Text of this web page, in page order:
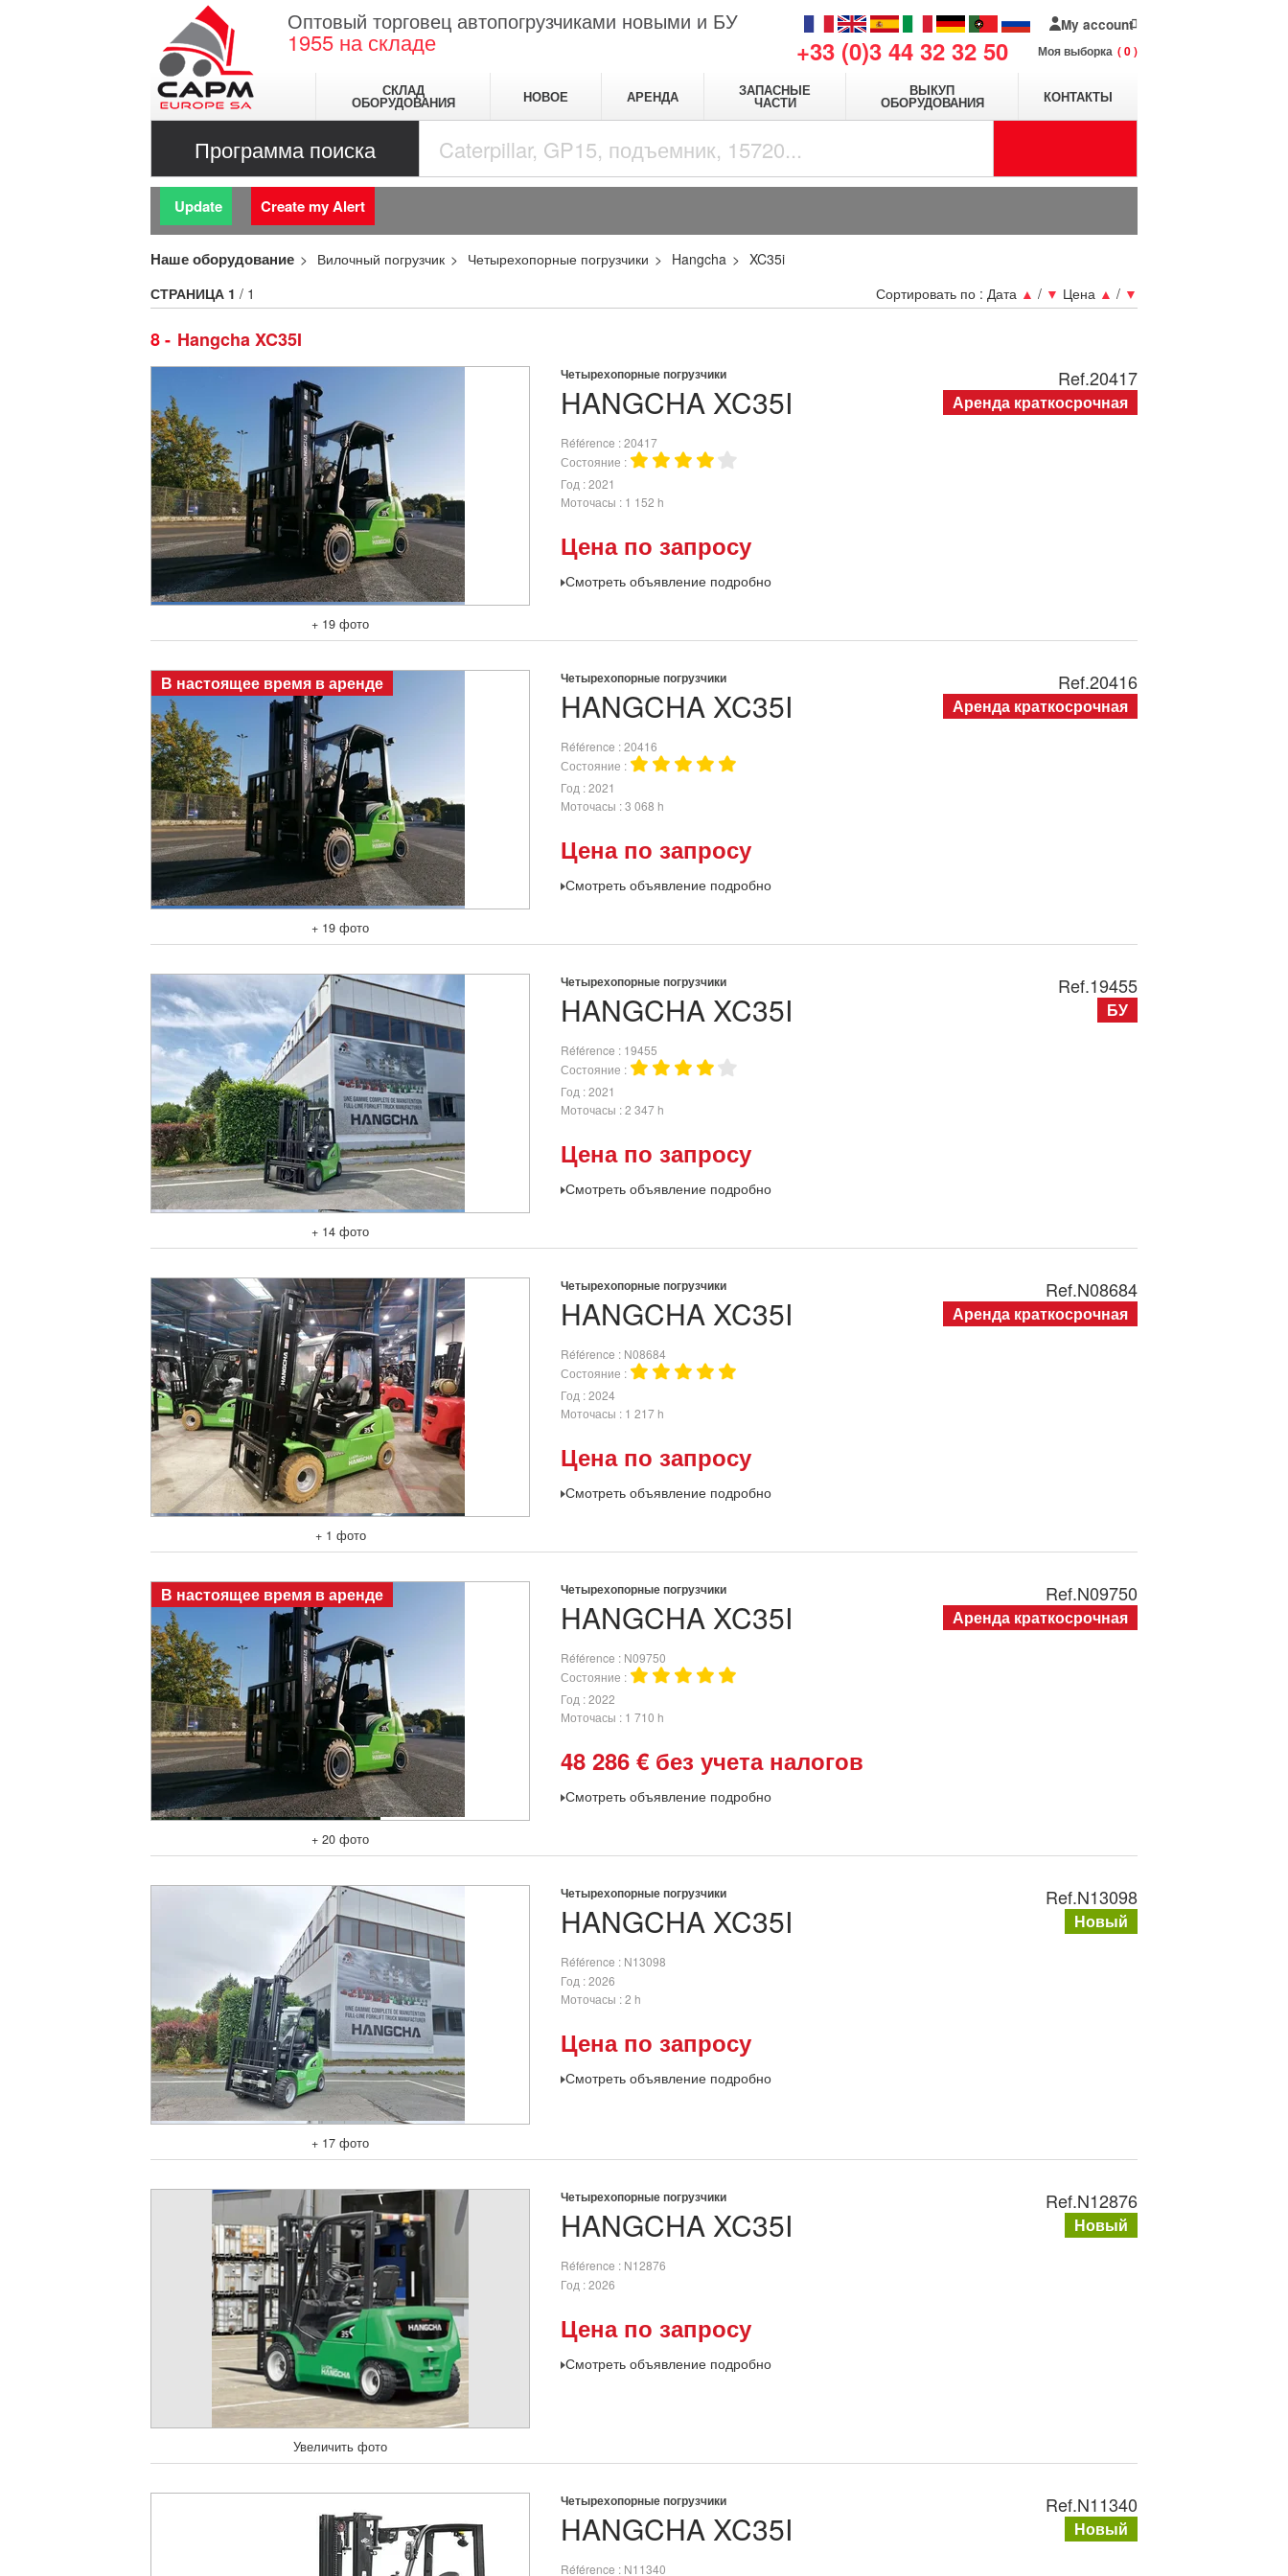
Оптовый торговец автопогрузчиками новыми и БУ
1955 на складе +33 (0)3 44 32 32 50
My account
Моя выборка 0
СКЛАД
ОБОРУДОВАНИЯ НОВОЕ АРЕНДА ЗАПАСНЫЕ
ЧАСТИ
ВЫКУП
ОБОРУДОВАНИЯ КОНТАКТЫ
Программа поиска
Update Create my Alert
Наше оборудование Вилочный погрузчик Четырехопорные погрузчики Hangcha XC35i
8 Hangcha XC35I
Сортировать по : Дата ▲ / ▼ Цена ▲ / ▼
СТРАНИЦА 1 / 1
+ 19 фото
HANGCHA XC35I
Четырехопорные погрузчики
Référence 20417
Состояние
Год 2021
Моточасы
1 152 h
Цена по запросу
Смотреть объявление подробно
Ref.20417
Аренда краткосрочная
В настоящее время в аренде
+ 19 фото
HANGCHA XC35I
Четырехопорные погрузчики
Référence 20416
Состояние
Год 2021
Моточасы 3 068 h
Цена по запросу
Смотреть объявление подробно
Ref.20416
Аренда краткосрочная
+ 14 фото
HANGCHA XC35I
Четырехопорные погрузчики
Référence
19455
Состояние
Год 2021
Моточасы 2 347 h
Цена по запросу
Смотреть объявление подробно
Ref.19455
БУ
+ 1 фото
HANGCHA XC35I
Четырехопорные погрузчики
Référence
N08684
Состояние
Год 2024
Моточасы
1 217 h
Цена по запросу
Смотреть объявление подробно
Ref.N08684
Аренда краткосрочная
В настоящее время в аренде
+ 20 фото
HANGCHA XC35I
Четырехопорные погрузчики
Référence
N09750
Состояние
Год 2022
Моточасы
1 710 h
48 286 € без учета налогов
Смотреть объявление подробно
Ref.N09750
Аренда краткосрочная
+ 17 фото
HANGCHA XC35I
Четырехопорные погрузчики
Référence
N13098
Год 2026
Моточасы 2 h
Цена по запросу
Смотреть объявление подробно
Ref.N13098
Новый
Увеличить фото
HANGCHA XC35I
Четырехопорные погрузчики
Référence
N12876
Год 2026
Цена по запросу
Смотреть объявление подробно
Ref.N12876
Новый
HANGCHA XC35I
Четырехопорные погрузчики
Référence N11340
Ref.N11340
Новый